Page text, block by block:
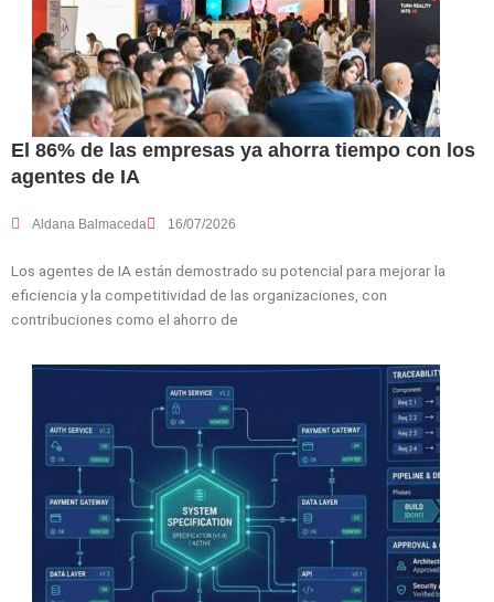
El 86% de las empresas ya ahorra tiempo con los
agentes de IA
Aldana Balmaceda 16/07/2026
Los agentes de IA están demostrado su potencial para mejorar la
eficiencia y la competitividad de las organizaciones, con
contribuciones como el ahorro de